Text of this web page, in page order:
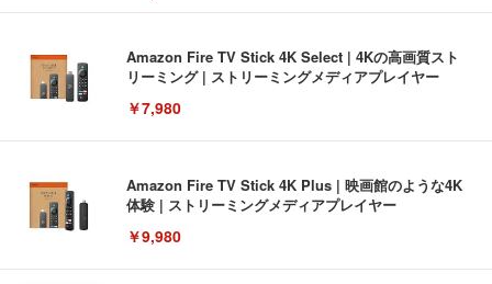
Amazon Fire TV Stick 4K Select | 4Kの高画質スト
リーミング | ストリーミングメディアプレイヤー
￥7,980
Amazon Fire TV Stick 4K Plus | 映画館のような4K
体験 | ストリーミングメディアプレイヤー
￥9,980